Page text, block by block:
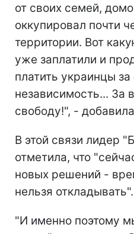
от своих семей,
оккупировал почти
территории. Вот
уже заплатили и
платить украинцы
независимость... За
свободу!", -
В этой связи лидер
отметила, что
новых решений -
нельзя откладывать".
"И именно поэтому